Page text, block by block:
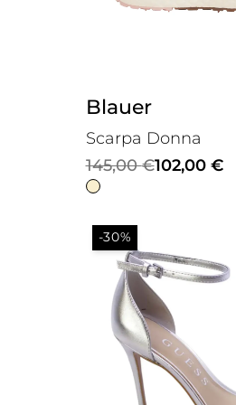
Blauer
Scarpa Donna
145,00€
Il
prezzo
era:
145,00 €.
102,00 €
Il
prezzo
è:
102,00 €.
-30%